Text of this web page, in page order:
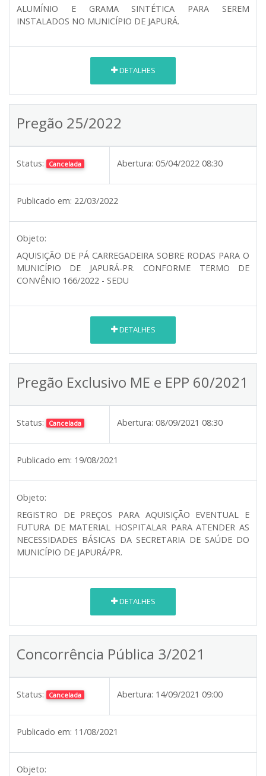
ALUMÍNIO E GRAMA SINTÉTICA PARA SEREM
INSTALADOS NO MUNICÍPIO DE JAPURÁ.
DETALHES
Pregão 25/2022
Status: Cancelada Abertura: 05/04/2022 08:30
Publicado em: 22/03/2022
Objeto:
AQUISIÇÃO DE PÁ CARREGADEIRA SOBRE RODAS PARA O
MUNICÍPIO DE JAPURÁ-PR. CONFORME TERMO DE
CONVÊNIO 166/2022 - SEDU
DETALHES
Pregão Exclusivo ME e EPP 60/2021
Status: Cancelada Abertura: 08/09/2021 08:30
Publicado em: 19/08/2021
Objeto:
REGISTRO DE PREÇOS PARA AQUISIÇÃO EVENTUAL E
FUTURA DE MATERIAL HOSPITALAR PARA ATENDER AS
NECESSIDADES BÁSICAS DA SECRETARIA DE SAÚDE DO
MUNICÍPIO DE JAPURÁ/PR.
DETALHES
Concorrência Pública 3/2021
Status: Cancelada Abertura: 14/09/2021 09:00
Publicado em: 11/08/2021
Objeto: